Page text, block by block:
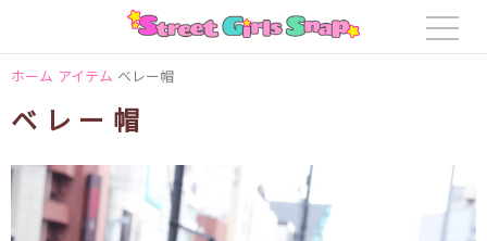
ホーム アイテム ベレー帽
ベレー帽